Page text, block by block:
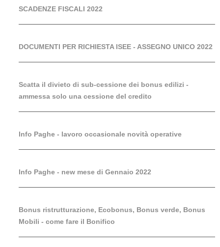
SCADENZE FISCALI 2022
DOCUMENTI PER RICHIESTA ISEE - ASSEGNO UNICO 2022
Scatta il divieto di sub-cessione dei bonus edilizi -
ammessa solo una cessione del credito
Info Paghe - lavoro occasionale novità operative
Info Paghe - new mese di Gennaio 2022
Bonus ristrutturazione, Ecobonus, Bonus verde, Bonus
Mobili - come fare il Bonifico